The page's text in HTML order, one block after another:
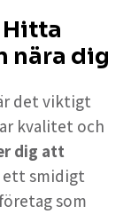
Hitta
nära dig
det viktigt
kvalitet och
dig att
ett smidigt
som